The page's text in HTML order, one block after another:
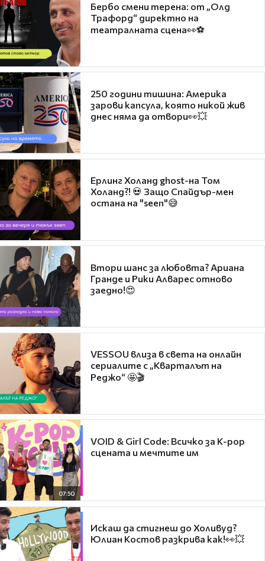
Бербо смени терена: от „Олд
Трафорд“ директно на
театралната сцена👀⚽
250 години тишина: Америка
зарови капсула, която никой жив
днес няма да отвори👀💥
Ерлинг Холанд ghost-на Том
Холанд?! 💀 Защо Спайдър-мен
остана на "seen"😅
Втори шанс за любовта? Ариана
Гранде и Рики Алварес отново
заедно!😍
VESSOU влиза в света на онлайн
сериалите с „Кварталът на
Реджо“ 🤩🎬
07:50
VOID & Girl Code: Всичко за K-pop
сцената и мечтите им
Искаш да стигнеш до Холивуд?
Юлиан Костов разкрива как!👀💥